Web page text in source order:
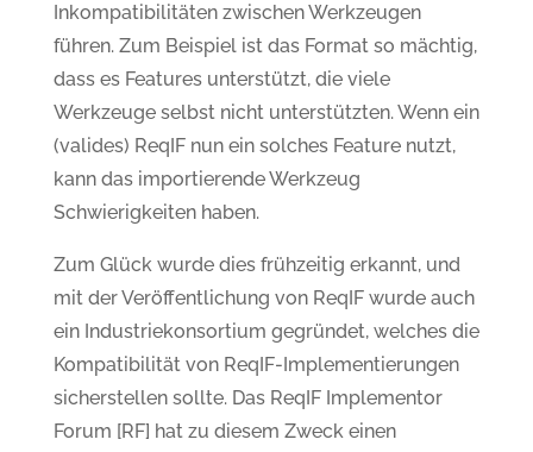
Inkompatibilitäten zwischen Werkzeugen
führen. Zum Beispiel ist das Format so mächtig,
dass es Features unterstützt, die viele
Werkzeuge selbst nicht unterstützten. Wenn ein
(valides) ReqIF nun ein solches Feature nutzt,
kann das importierende Werkzeug
Schwierigkeiten haben.
Zum Glück wurde dies frühzeitig erkannt, und
mit der Veröffentlichung von ReqIF wurde auch
ein Industriekonsortium gegründet, welches die
Kompatibilität von ReqIF-Implementierungen
sicherstellen sollte. Das ReqIF Implementor
Forum [RF] hat zu diesem Zweck einen